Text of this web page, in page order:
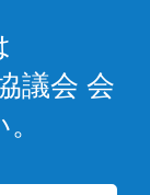
議会 会